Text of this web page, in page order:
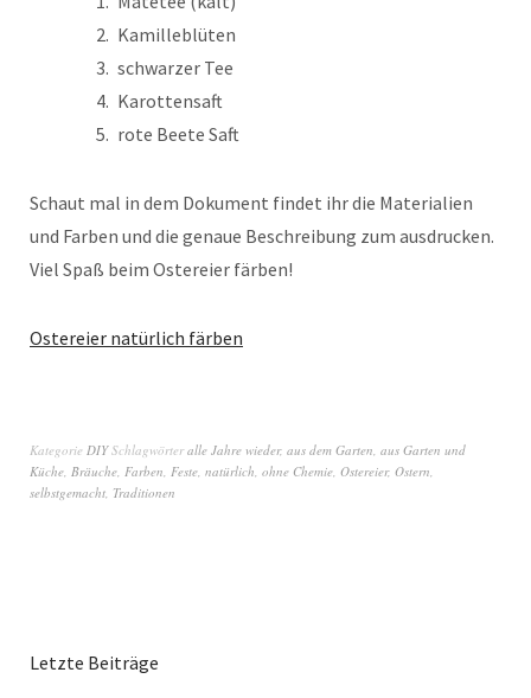
Kamilleblüten
schwarzer Tee
Karottensaft
rote Beete Saft
Schaut mal in dem Dokument findet ihr die Materialien
und Farben und die genaue Beschreibung zum ausdrucken.
Viel Spaß beim Ostereier färben!
Ostereier natürlich färben
Kategorie DIY Schlagwörteralle Jahre wieder, aus dem Garten, aus Garten und
Küche, Bräuche, Farben, Feste, natürlich, ohne Chemie, Ostereier, Ostern,
selbstgemacht, Traditionen
Letzte Beiträge